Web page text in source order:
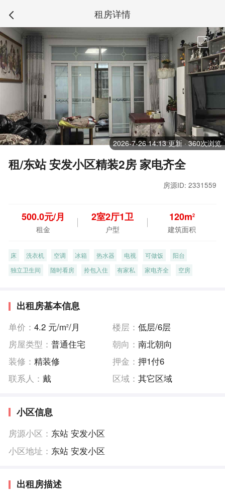
租房详情
租/东站 安发小区精装2房 家电齐全
房源ID: 2331559
500.0元/月
租金
2室2厅1卫
户型
120m2
建筑面积
床 洗衣机 空调 冰箱 热水器 电视 可做饭
阳台
独立卫生间
随时看房 拎包入住 有家私 家电齐全 空房
2026-7-26 14:13 更新 · 360次浏览
出租房基本信息
单价： 4.2 元/m2/月 楼层： 低层/6层
房屋类型： 普通住宅 朝向： 南北朝向
装修： 精装修 押金： 押1付6
联系人： 戴 区域： 其它区域
小区信息
房源小区： 东站 安发小区
小区地址： 东站 安发小区
出租房描述